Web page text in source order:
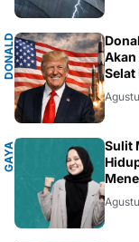
D
O
N
AL
D
T
R
U
MP
Akan
Selat
G
A
Y
A
H
I
D
UP
Sulit